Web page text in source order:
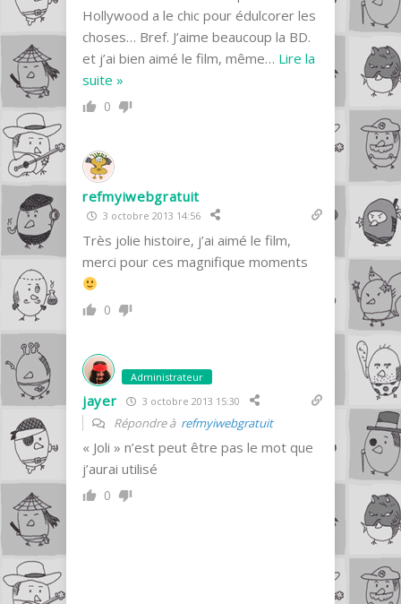
Hollywood a le chic pour édulcorer les
choses… Bref. J’aime beaucoup la BD.
et j’ai bien aimé le film, même… Lire la
suite »
0
refmyiwebgratuit
3 octobre 2013 14:56
Très jolie histoire, j’ai aimé le film,
merci pour ces magnifique moments
0
Administrateur
jayer 3 octobre 2013 15:30
Répondre à refmyiwebgratuit
« Joli » n’est peut être pas le mot que
j’aurai utilisé
0